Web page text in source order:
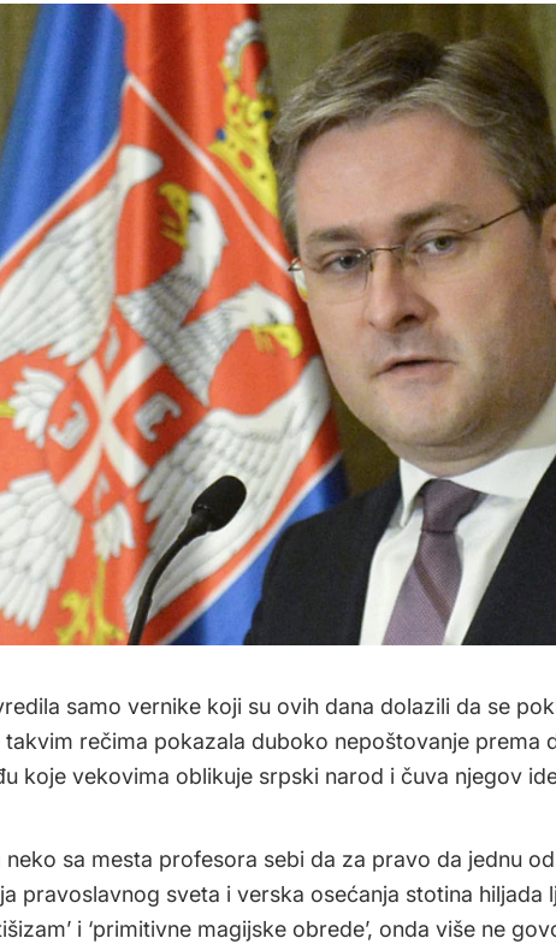
samo vernike koji su ovih dana dolazili da se
takvim rečima pokazala duboko nepoštovanje prema
koje vekovima oblikuje srpski narod i čuva njegov
neko sa mesta profesora sebi da za pravo da jednu
pravoslavnog sveta i verska osećanja stotina hiljada
i ‘primitivne magijske obrede’, onda više ne